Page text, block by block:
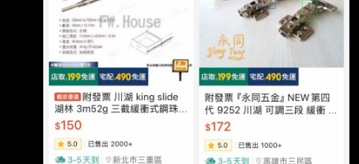
新天價 南俊國際同步漲停 原文連結： 網址超
過一行，請用縮網址，連結不能點擊者板規 1-
2-2 處分。 https://tinyurl.com/3hn3enjh 發布時
間： 請勿張貼超過3天新聞 2026/08/07 記者署
名： 原文內容： 大盤重挫仍逆勢強攻 AI 伺服
器供應鏈